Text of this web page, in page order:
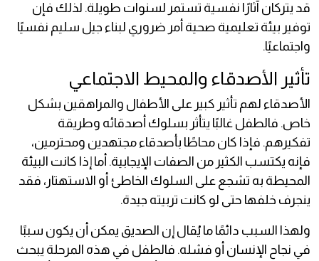
قد يتركان آثارًا نفسية تستمر لسنوات طويلة. لذلك فإن
توفير بيئة تعليمية صحية أمر ضروري لبناء جيل سليم نفسيًا
واجتماعيًا.
تأثير الأصدقاء والمحيط الاجتماعي
الأصدقاء لهم تأثير كبير على الأطفال والمراهقين بشكل
خاص. فالطفل غالبًا يتأثر بسلوك أصدقائه وطريقة
تفكيرهم. فإذا كان محاطًا بأصدقاء مجتهدين ومحترمين،
فإنه يكتسب الكثير من الصفات الإيجابية. أما إذا كانت البيئة
المحيطة به تشجع على السلوك الخاطئ أو الاستهتار، فقد
ينجرف خلفها حتى لو كانت تربيته جيدة.
ولهذا السبب دائمًا ما يُقال إن الصديق يمكن أن يكون سببًا
في نجاح الإنسان أو فشله. فالطفل في هذه المرحلة يبحث